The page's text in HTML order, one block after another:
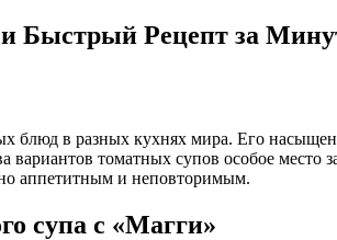
Быстрый Рецепт за
в разных кухнях мира. Его
томатных супов особое
аппетитным и неповторимым.
супа с «Магги»